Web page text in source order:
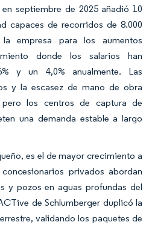
septiembre de 2025 añadió 10
capaces de recorridos de 8.000
empresa para los aumentos
donde los salarios han
y un 4,0% anualmente. Las
y la escasez de mano de obra
los centros de captura de
una demanda estable a largo
es el de mayor crecimiento a
privados abordan
y pozos en aguas profundas del
de Schlumberger duplicó la
validando los paquetes de